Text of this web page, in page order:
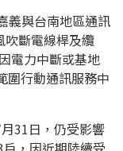
義與台南地區通訊
吹斷電線桿及纜
電力中斷或基地
圍行動通訊服務中
31日，仍受影響